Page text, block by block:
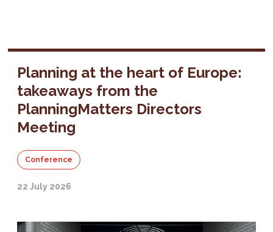
Planning at the heart of Europe:
takeaways from the
PlanningMatters Directors
Meeting
Conference
22 July 2026